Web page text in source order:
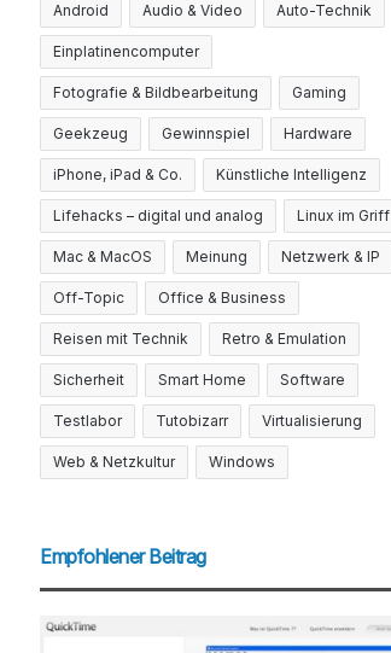
Android Audio & Video Auto-Technik
Einplatinencomputer
Fotografie & Bildbearbeitung Gaming
Geekzeug Gewinnspiel Hardware
iPhone, iPad & Co. Künstliche Intelligenz
Lifehacks – digital und analog Linux im Griff
Mac & MacOS Meinung Netzwerk & IP
Off-Topic Office & Business
Reisen mit Technik Retro & Emulation
Sicherheit Smart Home Software
Testlabor Tutobizarr Virtualisierung
Web & Netzkultur Windows
Empfohlener Beitrag